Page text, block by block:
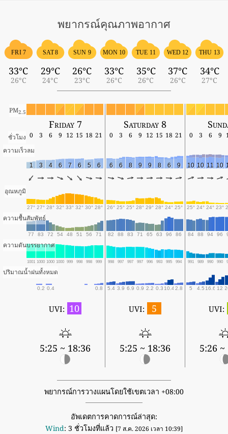
พยากรณ์คุณภาพอากาศ
FRI 7
33°C
26°C
SAT 8
29°C
24°C
SUN 9
26°C
23°C
MON 10
33°C
26°C
TUE 11
35°C
26°C
WED 12
37°C
26°C
THU 13
34°C
27°C
PM2.5
Friday 7 Saturday 8
ชั่วโมง 0 3 6 9 12 15 18 21 0 3 6 9 12 15 18 21 0 3 6 9
ความเร็วลม
1 3 4 6 7 6 5 6 6 6 8 9 9 8 6 9 10 10 11 10
อุณหภูมิ
27° 27° 28° 32° 33° 32° 30° 28° 26° 25° 25° 28° 29° 28° 24° 25° 25° 24° 24° 23°
ความชื้นสัมพัทธ์
77 83 72 54 48 51 56 71 82 88 83 71 65 63 96 86 84 88 94 96
ความดันบรรยากาศ
1001 1000 1000 1000 999 998 998 999 998 997 997 997 996 993 995 994 991 989 990 990
ปริมาณน้ำฝนทั้งหมด
0.2 0.4 0.8 5.4 3.9 6.9 0.9 2.2 0.3 10.4 2.8 5 4.5 16.6 12
UVI: 10
5:25 ~ 18:36
UVI: 5
5:25 ~ 18:36
UVI:
5:26 ~
พยากรณ์การวางแผนโดยใช้เขตเวลา +08:00
อัพเดตการคาดการณ์ล่าสุด:
Wind: 3 ชั่วโมงที่แล้ว [7 ส.ค. 2026 เวลา 10:39]